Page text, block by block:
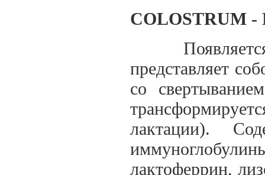
COLOSTRUM
Появляется
представляет
со
лактации).
лактоферрин,